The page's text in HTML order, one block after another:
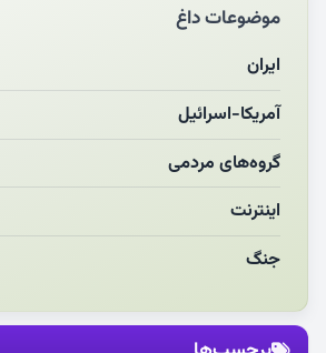
چرایی «استقبال از آقای ایران»
انقلاب مردمی و مردم انقلابی
مرگ خاموش زیست‌محیطی در منطقه تربت‌جام
چو‌ن‌وچرا در «علی‌الاصول» یا انتظار برای
موضوعات داغ
ایران
آمریکا-اسرائیل
گروه‌های مردمی
اینترنت
جنگ